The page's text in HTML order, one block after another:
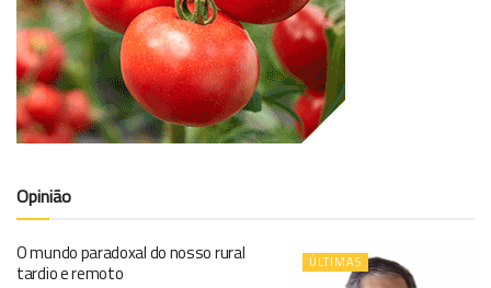
Opinião
ÚLTIMAS
O mundo paradoxal do nosso rural
tardio e remoto